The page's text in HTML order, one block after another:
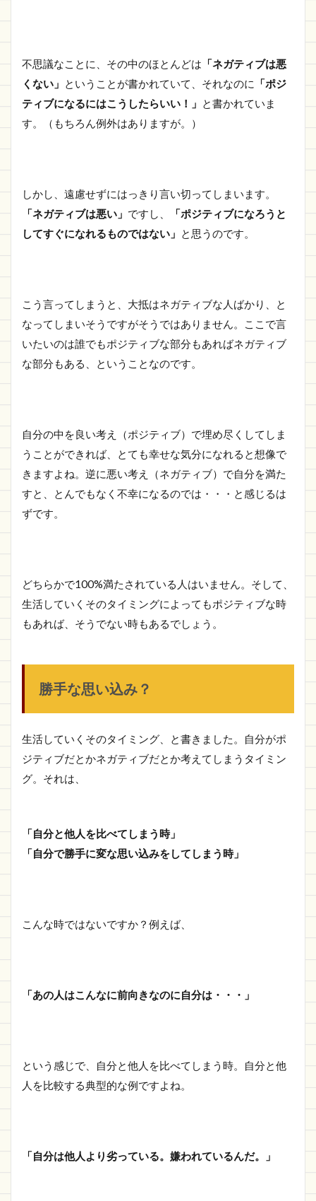
不思議なことに、その中のほとんどは 「ネガティブは悪
くない」 ということが書かれていて、それなのに
「ポジ
ティブになるにはこうしたらいい！」 と書かれていま
す。（もちろん例外はありますが。）
しかし、遠慮せずにはっきり言い切ってしまいます。
「ネガティブは悪い」 ですし、
「ポジティブになろうと
してすぐになれるものではない」 と思うのです。
こう言ってしまうと、大抵はネガティブな人ばかり、と
なってしまいそうですがそうではありません。ここで言
いたいのは誰でもポジティブな部分もあればネガティブ
な部分もある、ということなのです。
自分の中を良い考え（ポジティブ）で埋め尽くしてしま
うことができれば、とても幸せな気分になれると想像で
きますよね。逆に悪い考え（ネガティブ）で自分を満た
すと、とんでもなく不幸になるのでは・・・と感じるは
ずです。
どちらかで100%満たされている人はいません。そして、
生活していくそのタイミングによってもポジティブな時
もあれば、そうでない時もあるでしょう。
勝手な思い込み？
生活していくそのタイミング、と書きました。自分がポ
ジティブだとかネガティブだとか考えてしまうタイミン
グ。それは、
「自分と他人を比べてしまう時」
「自分で勝手に変な思い込みをしてしまう時」
こんな時ではないですか？例えば、
「あの人はこんなに前向きなのに自分は・・・」
という感じで、自分と他人を比べてしまう時。自分と他
人を比較する典型的な例ですよね。
「自分は他人より劣っている。嫌われているんだ。」